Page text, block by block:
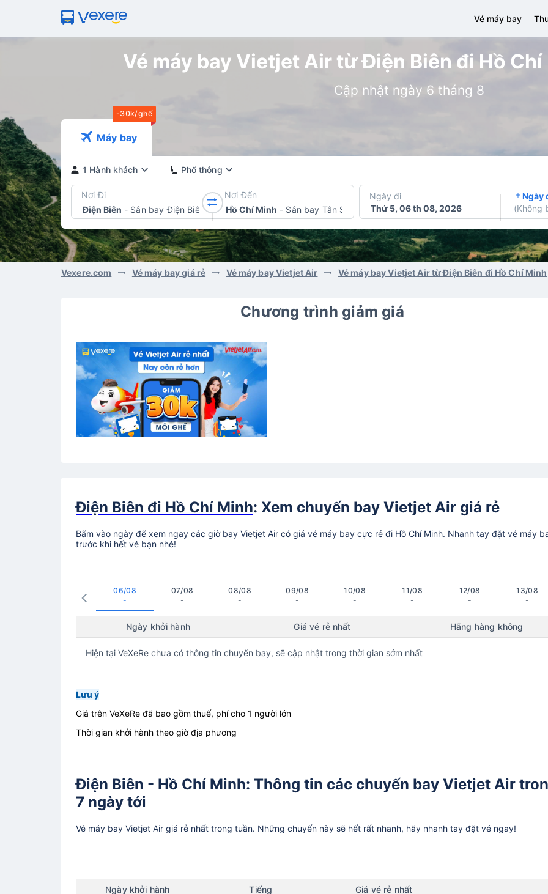
Vé máy bay
Vé máy bay Vietjet Air từ Điện Biên đi Hồ
Cập nhật ngày 6 tháng 8
-30k/ghế
Máy bay
1 Hành khách Phổ thông
Nơi Đi
Điện Biên - Sân bay Điện Biên Phủ
Nơi Đến
Hồ Chí Minh - Sân bay Tân Sơn Nhất
Ngày đi
Thứ 5, 06 th 08, 2026
Ngày
(Không
Vexere.com Vé máy bay giá rẻ Vé máy bay Vietjet Air Vé máy bay Vietjet Air từ Điện Biên đi Hồ Chí Minh
Chương trình giảm giá
Điện Biên đi Hồ Chí Minh: Xem chuyến bay Vietjet Air giá rẻ
Bấm vào ngày để xem ngay các giờ bay Vietjet Air có giá vé máy bay cực rẻ đi Hồ Chí Minh. Nhanh tay đặt vé máy
trước khi hết vé bạn nhé!
06/08
-
07/08
-
08/08
-
09/08
-
10/08
-
11/08
-
12/08
-
13/08
-
Ngày khởi hành Giá vé rẻ nhất Hãng hàng không
Hiện tại VeXeRe chưa có thông tin chuyến bay, sẽ cập nhật trong thời gian sớm nhất
Lưu ý
Giá trên VeXeRe đã bao gồm thuế, phí cho 1 người lớn
Thời gian khởi hành theo giờ địa phương
Điện Biên - Hồ Chí Minh: Thông tin các chuyến bay Vietjet Air
7 ngày tới
Vé máy bay Vietjet Air giá rẻ nhất trong tuần. Những chuyến này sẽ hết rất nhanh, hãy nhanh tay đặt vé ngay!
Ngày khởi hành Tiếng Giá vé rẻ nhất